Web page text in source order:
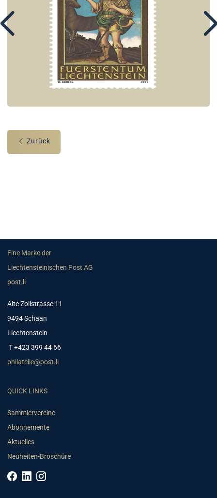
Zurück
Eine Marke der
Liechtensteinischen Post AG
post.li
Alte Zollstrasse 11
9494 Schaan
Liechtenstein
T +423 399 44 66
philatelie@post.li
QUICK LINKS
Sammlervereine
Abonnemente
Aktuelles
Neuheiten-Broschüre